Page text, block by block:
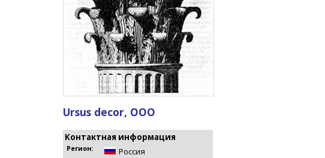
Ursus decor, ООО
Контактная информация
Регион: Россия